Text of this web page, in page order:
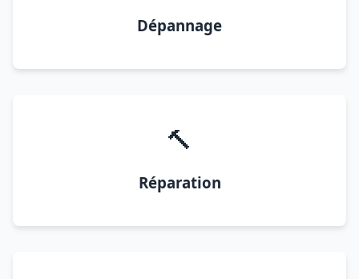
Dépannage
🔨
Réparation